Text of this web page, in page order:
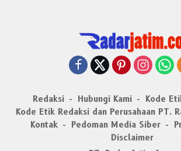
Redaksi Hubungi Kami
Kode
Kode Etik Redaksi dan Perusahaan PT.
Kontak
Pedoman Media Siber
Disclaimer